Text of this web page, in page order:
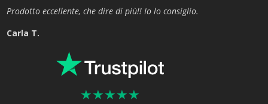
Prodotto eccellente, che dire di più!! Io lo consiglio.
Carla T.
★★★★★